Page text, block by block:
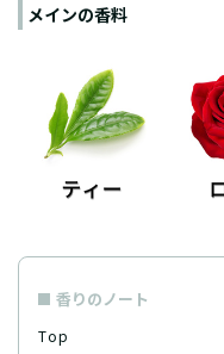
メインの香料
香りのノート
Top